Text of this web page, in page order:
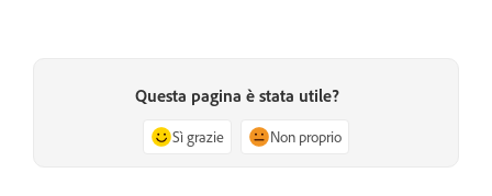
Questa pagina è stata utile?
Sì grazie Non proprio